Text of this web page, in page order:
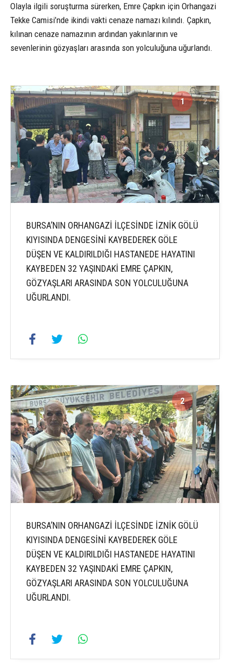
Olayla ilgili soruşturma sürerken, Emre Çapkın için Orhangazi
Tekke Camisi’nde ikindi vakti cenaze namazı kılındı. Çapkın,
kılınan cenaze namazının ardından yakınlarının ve
sevenlerinin gözyaşları arasında son yolculuğuna uğurlandı.
1 2
BURSA’NIN ORHANGAZİ İLÇESİNDE İZNİK GÖLÜ
KIYISINDA DENGESİNİ KAYBEDEREK GÖLE
DÜŞEN VE KALDIRILDIĞI HASTANEDE HAYATINI
KAYBEDEN 32 YAŞINDAKİ EMRE ÇAPKIN,
GÖZYAŞLARI ARASINDA SON YOLCULUĞUNA
UĞURLANDI.
2 2
BURSA’NIN ORHANGAZİ İLÇESİNDE İZNİK GÖLÜ
KIYISINDA DENGESİNİ KAYBEDEREK GÖLE
DÜŞEN VE KALDIRILDIĞI HASTANEDE HAYATINI
KAYBEDEN 32 YAŞINDAKİ EMRE ÇAPKIN,
GÖZYAŞLARI ARASINDA SON YOLCULUĞUNA
UĞURLANDI.